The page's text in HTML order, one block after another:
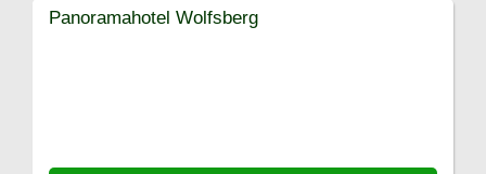
Panoramahotel Wolfsberg